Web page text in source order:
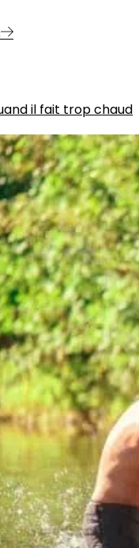
il fait trop chaud